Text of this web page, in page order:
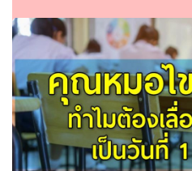
ลุ้น 29 ส.ค.นี้โยกผู้บริหารศธ.ระ
เสนอรายชื่อโยกย้ายเข้าที่ประชุม